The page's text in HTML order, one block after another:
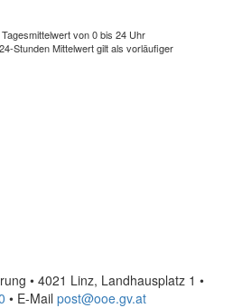
von 0 bis 24 Uhr
Stunden Mittelwert gilt als vorläufiger
• 4021 Linz, Landhausplatz 1 •
• E-Mail post@ooe.gv.at